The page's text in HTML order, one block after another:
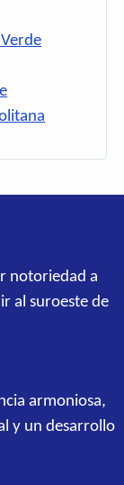
notoriedad a
al suroeste de
armoniosa,
y un desarrollo